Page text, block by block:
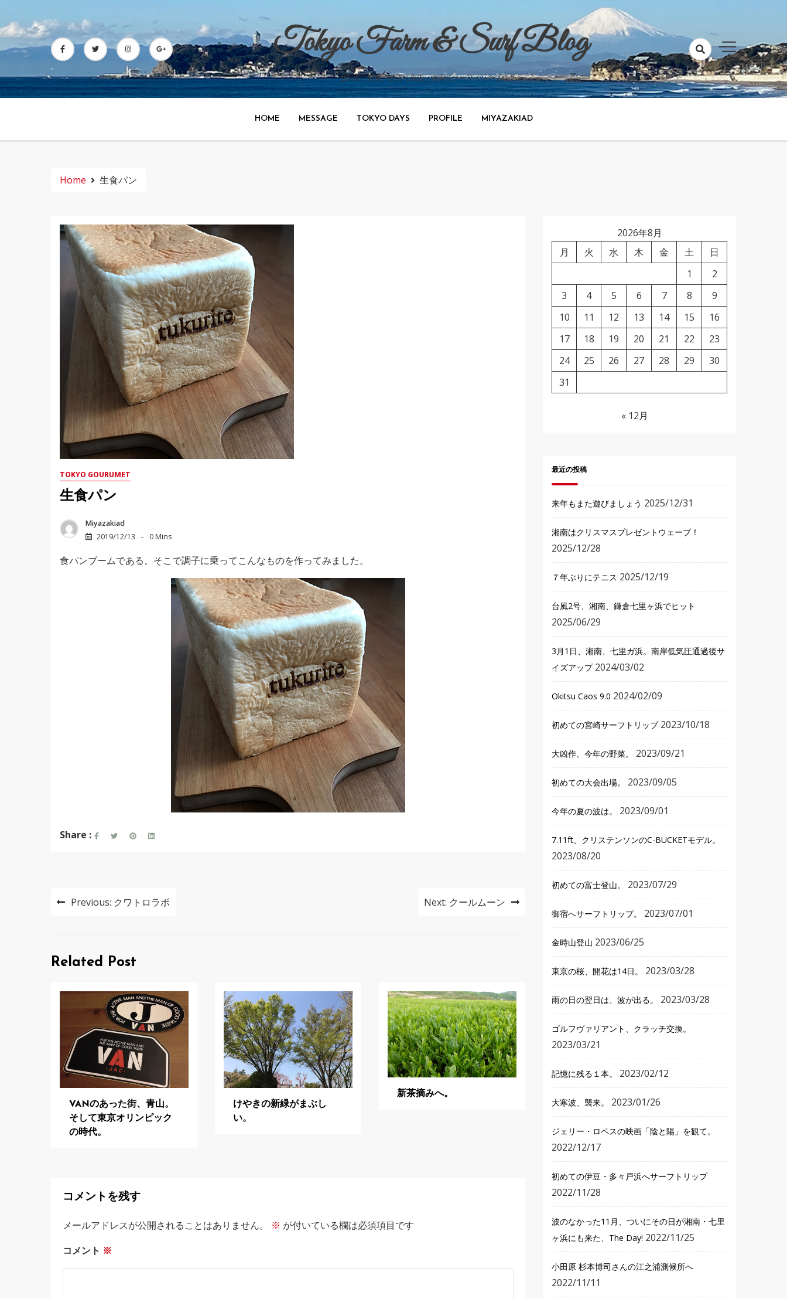
to
content
Tokyo Farm & Surf Blog
世田谷で野菜、渋谷で広告、湘南でサーフィンのブログ。
HOME MESSAGE TOKYO DAYS PROFILE MIYAZAKIAD
Home 生食パン
TOKYO GOURUMET
生食パン
Miyazakiad
2019/12/13
0 Mins
食パンブームである。そこで調子に乗ってこんなものを作ってみました。
Share :
投
ビ
ン
Previous: クワトロラボ Next: クールムーン
Related Post
VANのあった街、青山。
そして東京オリンピック
の時代。
けやきの新緑がまぶし
い。
新茶摘みへ。
コメントを残す
メールアドレスが公開されることはありません。 ※ が付いている欄は必須項目です
コメント ※
2026年8月
月
火 水 木 金 土
日
1
2
3
4 5 6 7 8
9
10
11 12 13 14 15
16
17
18 19 20 21 22
23
24
25 26 27 28 29
30
31
« 12月
最近の投稿
来年もまた遊びましょう 2025/12/31
湘南はクリスマスプレゼントウェーブ！
2025/12/28
７年ぶりにテニス 2025/12/19
台風2号、湘南、鎌倉七里ヶ浜でヒット
2025/06/29
3月1日、湘南、七里ガ浜。南岸低気圧通過後サ
イズアップ 2024/03/02
Okitsu Caos 9.0 2024/02/09
初めての宮崎サーフトリップ 2023/10/18
大凶作、今年の野菜。 2023/09/21
初めての大会出場。 2023/09/05
今年の夏の波は。 2023/09/01
7.11ft、クリステンソンのC-BUCKETモデル。
2023/08/20
初めての富士登山。 2023/07/29
御宿へサーフトリップ。 2023/07/01
金時山登山 2023/06/25
東京の桜、開花は14日。 2023/03/28
雨の日の翌日は、波が出る。 2023/03/28
ゴルフヴァリアント、クラッチ交換。
2023/03/21
記憶に残る１本。 2023/02/12
大寒波、襲来。 2023/01/26
ジェリー・ロペスの映画「陰と陽」を観て。
2022/12/17
初めての伊豆・多々戸浜へサーフトリップ
2022/11/28
波のなかった11月、ついにその日が湘南・七里
ヶ浜にも来た、The Day! 2022/11/25
小田原 杉本博司さんの江之浦測候所へ
2022/11/11